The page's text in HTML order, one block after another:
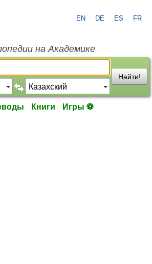
EN DE ES FR
на Академике
Найти!
Книги Игры ⚽